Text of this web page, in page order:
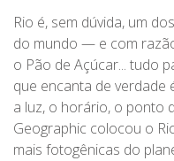
Rio é, sem dúvida, um
do mundo — e com
o Pão de Açúcar... tudo
que encanta de verdade
a luz, o horário, o ponto
Geographic colocou o
mais fotogênicas do